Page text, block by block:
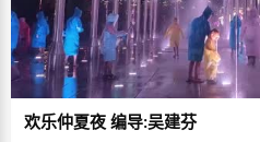
欢乐仲夏夜 编导:吴建芬